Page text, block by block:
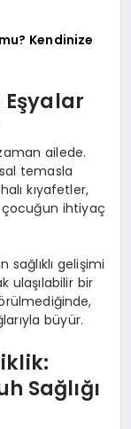
Kendinize
ailede.
temasla
kıyafetler,
çocuğun ihtiyaç
sağlıklı gelişimi
ulaşılabilir bir
büyür.
Sağlığı